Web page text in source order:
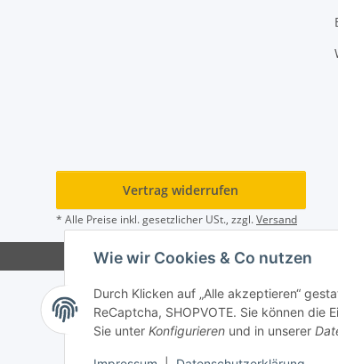
Wie wir Cookies & Co nutzen
Durch Klicken auf „Alle akzeptieren“
ReCaptcha, SHOPVOTE. Sie können
Sie unter Konfigurieren und in unserer
Vertrag widerrufen
* Alle Preise inkl. gesetzlicher USt., zzgl.Versand